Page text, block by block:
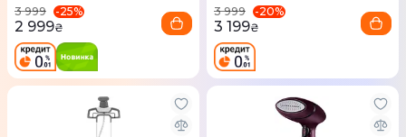
3 999
-25%
2 999₴
3 999
-20%
3 199₴